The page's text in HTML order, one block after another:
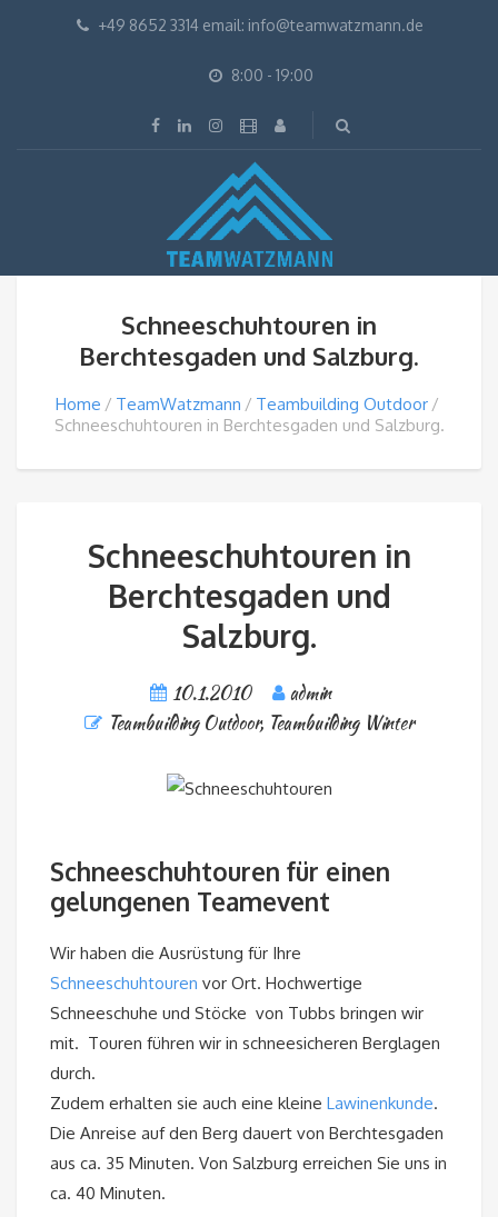
+49 8652 3314 email: info@teamwatzmann.de
8:00 - 19:00
Schneeschuhtouren in
Berchtesgaden und Salzburg.
Home TeamWatzmann
Teambuilding Outdoor
Schneeschuhtouren in Berchtesgaden und Salzburg.
Schneeschuhtouren in
Berchtesgaden und
Salzburg.
10.1.2010
admin
Teambuilding Outdoor, Teambuilding Winter
Schneeschuhtouren für einen
gelungenen Teamevent
Wir haben die Ausrüstung für Ihre
Schneeschuhtouren vor Ort. Hochwertige
Schneeschuhe und Stöcke von Tubbs bringen wir
mit. Touren führen wir in schneesicheren Berglagen
durch.
Zudem erhalten sie auch eine kleine Lawinenkunde.
Die Anreise auf den Berg dauert von Berchtesgaden
aus ca. 35 Minuten. Von Salzburg erreichen Sie uns in
ca. 40 Minuten.